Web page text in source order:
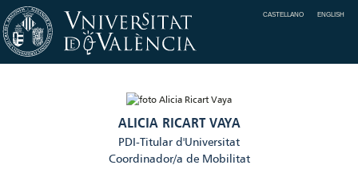
CASTELLANO ENGLISH
ALICIA RICART VAYA
PDI-Titular d'Universitat
Coordinador/a de Mobilitat